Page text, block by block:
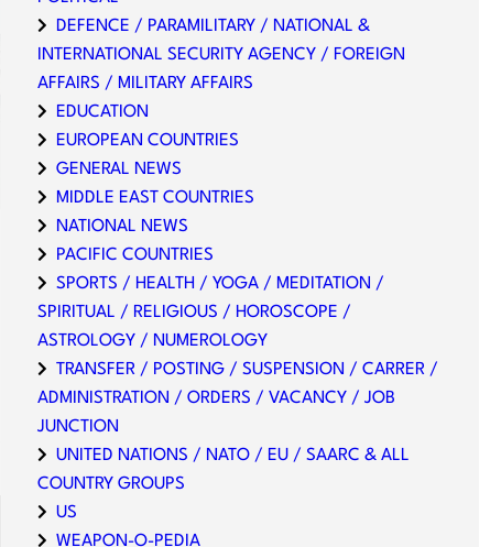
DEFENCE / PARAMILITARY / NATIONAL &
INTERNATIONAL SECURITY AGENCY / FOREIGN
AFFAIRS / MILITARY AFFAIRS
EDUCATION
EUROPEAN COUNTRIES
GENERAL NEWS
MIDDLE EAST COUNTRIES
NATIONAL NEWS
PACIFIC COUNTRIES
SPORTS / HEALTH / YOGA / MEDITATION /
SPIRITUAL / RELIGIOUS / HOROSCOPE /
ASTROLOGY / NUMEROLOGY
TRANSFER / POSTING / SUSPENSION / CARRER /
ADMINISTRATION / ORDERS / VACANCY / JOB
JUNCTION
UNITED NATIONS / NATO / EU / SAARC & ALL
COUNTRY GROUPS
US
WEAPON-O-PEDIA